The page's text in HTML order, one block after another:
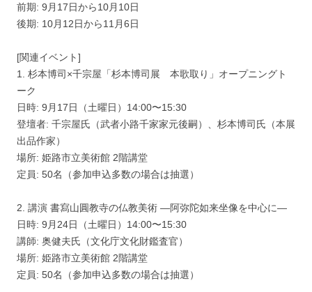
前期: 9月17日から10月10日
後期: 10月12日から11月6日
[関連イベント]
1. 杉本博司×千宗屋「杉本博司展 本歌取り」オープニングト
ーク
日時: 9月17日（土曜日）14:00〜15:30
登壇者: 千宗屋氏（武者小路千家家元後嗣）、杉本博司氏（本展
出品作家）
場所: 姫路市立美術館 2階講堂
定員: 50名（参加申込多数の場合は抽選）
2. 講演 書寫山圓教寺の仏教美術 ―阿弥陀如来坐像を中心に―
日時: 9月24日（土曜日）14:00〜15:30
講師: 奥健夫氏（文化庁文化財鑑査官）
場所: 姫路市立美術館 2階講堂
定員: 50名（参加申込多数の場合は抽選）